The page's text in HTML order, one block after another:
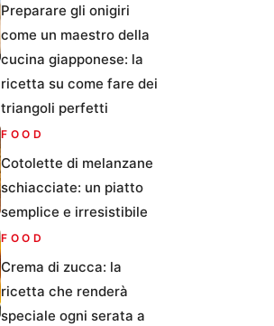
Preparare gli onigiri
come un maestro della
cucina giapponese: la
ricetta su come fare dei
triangoli perfetti
FOOD
Cotolette di melanzane
schiacciate: un piatto
semplice e irresistibile
FOOD
Crema di zucca: la
ricetta che renderà
speciale ogni serata a